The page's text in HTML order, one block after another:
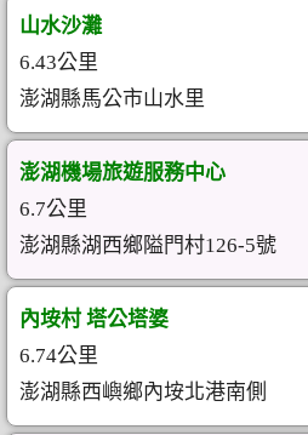
山水沙灘
6.43公里
澎湖縣馬公市山水里
澎湖機場旅遊服務中心
6.7公里
澎湖縣湖西鄉隘門村126-5號
內垵村 塔公塔婆
6.74公里
澎湖縣西嶼鄉內垵北港南側